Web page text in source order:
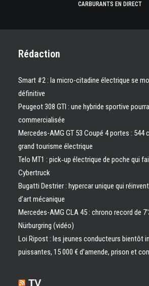
CARBURANTS EN DIRECT
Rédaction
Smart #2 : la micro-citadine électrique se
définitive
Peugeot 308 GTI : une hybride sportive
commercialisée
Mercedes-AMG GT 53 Coupé 4 portes : 544
grand tourisme électrique
Telo MT1 : pick‑up électrique de poche qui
Cybertruck
Bugatti Destrier : hypercar unique qui
d’art mécanique
Mercedes-AMG CLA 45 : chrono record de
Nürburgring (vidéo)
Loi Ripost : les jeunes conducteurs bientôt
puissantes, 15 000 € d’amende, prison et
TV